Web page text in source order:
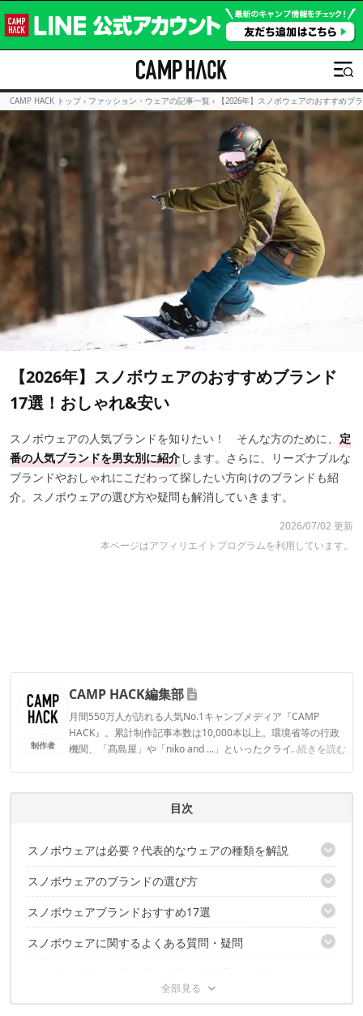
CAMP HACK トップ › ファッション・ウェアの記事一覧 › 【2026年】スノボウェアのおすすめブ
【2026年】スノボウェアのおすすめブランド
17選！おしゃれ&安い
スノボウェアの人気ブランドを知りたい！ そんな方のために、 定
番の人気ブランドを男女別に紹介 します。さらに、リーズナブルな
ブランドやおしゃれにこだわって探したい方向けのブランドも紹
介。スノボウェアの選び方や疑問も解消していきます。
2026/07/02 更新
本ページはアフィリエイトプログラムを利用しています。
制作者
CAMP HACK編集部
月間550万人が訪れる人気No.1キャンプメディア『CAMP
HACK』。累計制作記事本数は10,000本以上。環境省等の行政
機関、「髙島屋」や「niko and ...」といったクライアントとの
...続きを読む
CAMP HACK編集部のプロフィール
目次
スノボウェアは必要？代表的なウェアの種類を解説
セパレート（上下別）タイプ
ビブパンツタイプ
つなぎタイプ
スノボウェアのブランドの選び方
機能性を重視して選ぼう
おしゃれ＆高コスパな人気ブランドをチェック
スノボウェアブランドおすすめ17選
スノボウェアの定番人気ブランド6選【レディース】
リーズナブルでおしゃれなスノボウェアのおすすめブランド2選
おしゃれなスノボウェアのおすすめブランド5選
スノボウェアに関するよくある質問・疑問
スノボウェアは普段の服と同じサイズで良い？
スノボウェアの人気売れ筋ランキング